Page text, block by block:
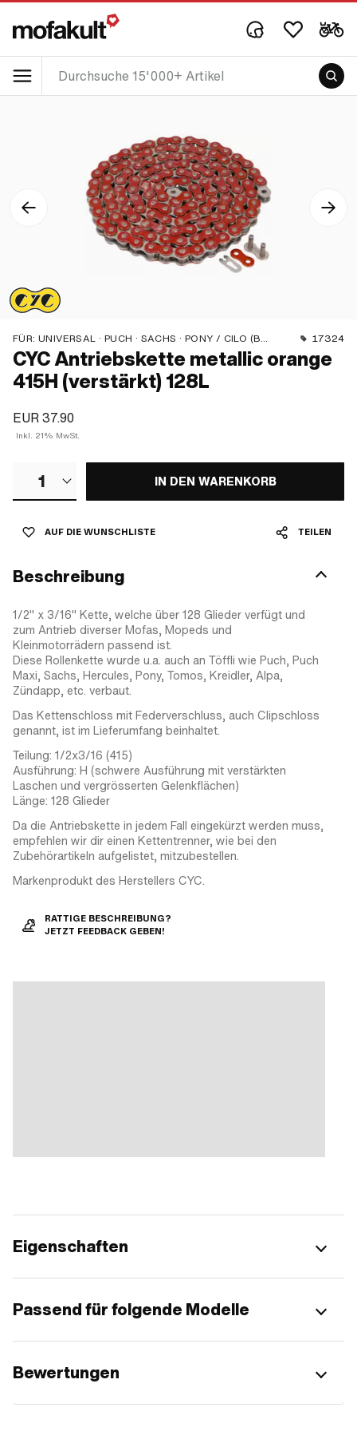
FÜR: UNIVERSAL · PUCH · SACHS · PONY / CILO (BETA 521 & 512) · ZÜNDAPP BELMONDO · TOMOS · BYE BIKE 17324
CYC Antriebskette metallic orange
415H (verstärkt) 128L
EUR 37.90
Inkl. 21% MwSt.
1 IN DEN WARENKORB
AUF DIE WUNSCHLISTE TEILEN
Beschreibung
1/2" x 3/16" Kette, welche über 128 Glieder verfügt und
zum Antrieb diverser Mofas, Mopeds und
Kleinmotorrädern passend ist.
Diese Rollenkette wurde u.a. auch an Töffli wie Puch, Puch
Maxi, Sachs, Hercules, Pony, Tomos, Kreidler, Alpa,
Zündapp, etc. verbaut.
Das Kettenschloss mit Federverschluss, auch Clipschloss
genannt, ist im Lieferumfang beinhaltet.
Teilung: 1/2x3/16 (415)
Ausführung: H (schwere Ausführung mit verstärkten
Laschen und vergrösserten Gelenkflächen)
Länge: 128 Glieder
Da die Antriebskette in jedem Fall eingekürzt werden muss,
empfehlen wir dir einen Kettentrenner, wie bei den
Zubehörartikeln aufgelistet, mitzubestellen.
Markenprodukt des Herstellers CYC.
RATTIGE BESCHREIBUNG?
JETZT FEEDBACK GEBEN!
Eigenschaften
Passend für folgende Modelle
Bewertungen